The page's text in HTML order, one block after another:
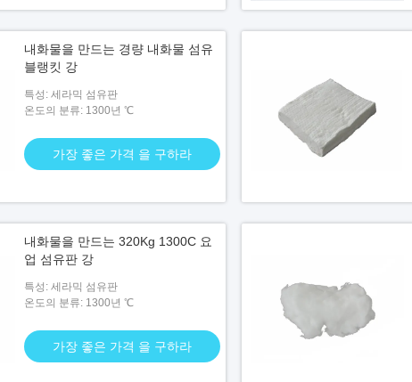
내화물을 만드는 경량 내화물 섬유
블랭킷 강
특성: 세라믹 섬유판
온도의 분류: 1300년 ℃
가장 좋은 가격 을 구하라
내화물을 만드는 320Kg 1300C 요
업 섬유판 강
특성: 세라믹 섬유판
온도의 분류: 1300년 ℃
가장 좋은 가격 을 구하라